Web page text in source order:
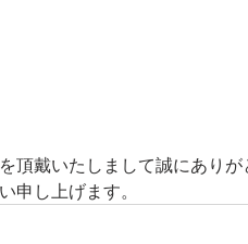
頂戴いたしまして誠にありが
申し上げます。